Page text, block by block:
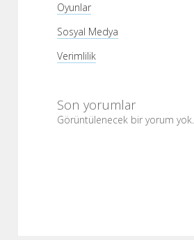
Oyunlar
Sosyal Medya
Verimlilik
Son yorumlar
Görüntülenecek bir yorum yok.